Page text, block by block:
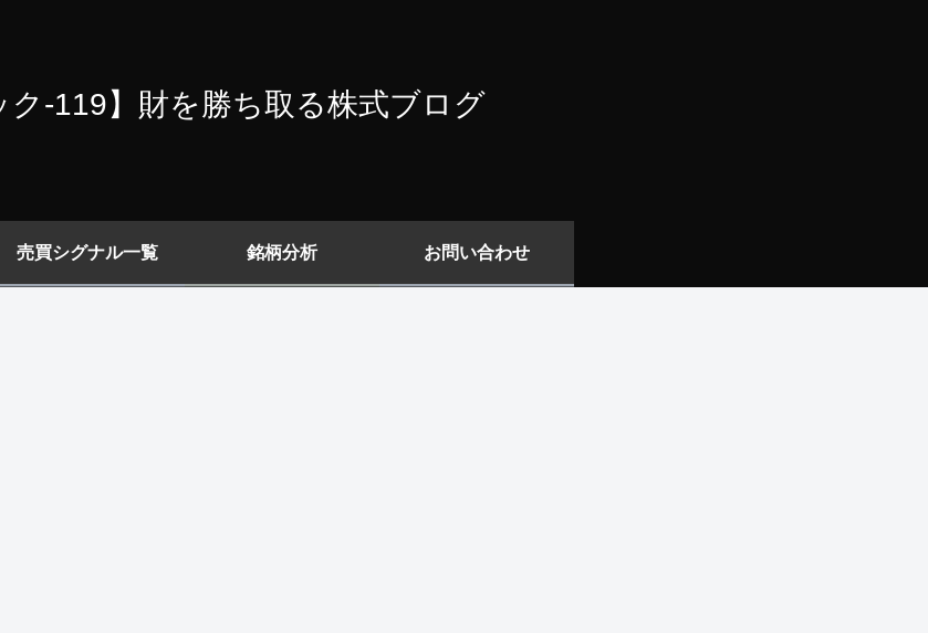
ク-119】財を勝ち取る株式ブログ
売買シグナル一覧 銘柄分析 お問い合わせ